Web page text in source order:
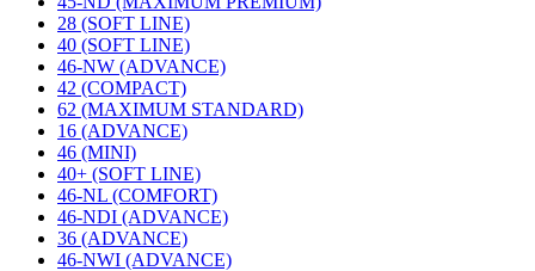
28 (SOFT LINE)
40 (SOFT LINE)
46-NW (ADVANCE)
42 (COMPACT)
62 (MAXIMUM STANDARD)
16 (ADVANCE)
46 (MINI)
40+ (SOFT LINE)
46-NL (COMFORT)
46-NDI (ADVANCE)
36 (ADVANCE)
46-NWI (ADVANCE)